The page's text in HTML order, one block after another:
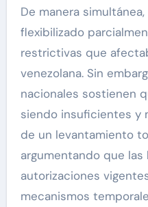
De manera
flexibilizado
restrictivas que
venezolana. Sin
nacionales sostienen
siendo insuficientes y
de un levantamiento
argumentando que las
autorizaciones
mecanismos